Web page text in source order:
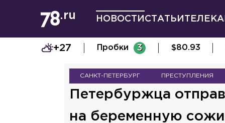
НОВОСТИ СТАТЬИ
+27 Пробки 3 $80.93
САНКТ-ПЕТЕРБУРГ ПРЕСТУПЛЕНИЯ
Петербуржца
на беременную